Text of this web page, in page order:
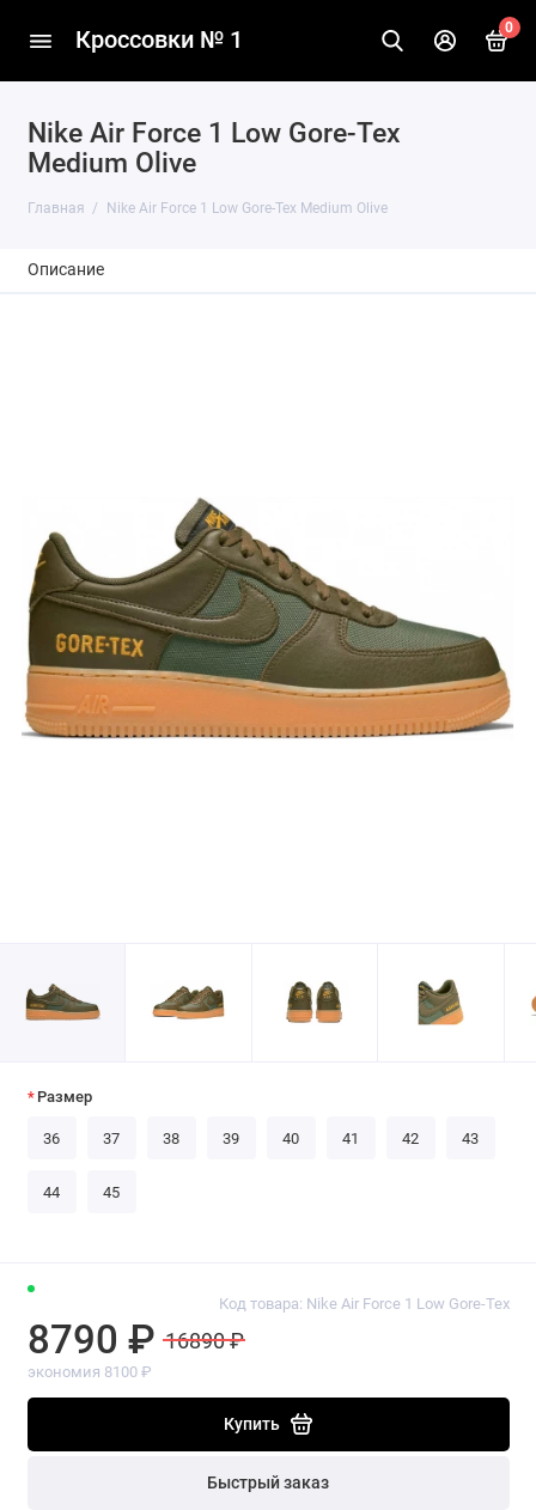
Кроссовки № 1 0
Nike Air Force 1 Low Gore-Tex
Medium Olive
Главная Nike Air Force 1 Low Gore-Tex Medium Olive
Описание
Код товара: Nike Air Force 1 Low Gore-Tex
8790 ₽ 16890 ₽
экономия 8100 ₽
Купить
Быстрый заказ
Размер
36 37 38 39 40 41 42 43
44 45